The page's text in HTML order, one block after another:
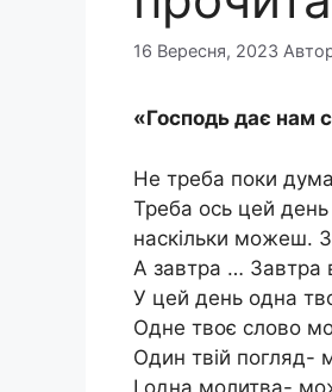
16 Вересня, 2023
«Господь дає нам
Не треба поки
Треба ось цей
наскільки можеш.
А завтра … Завтра
У цей день одна
Одне твоє слово
Один твій погляд-
І одна молитва-